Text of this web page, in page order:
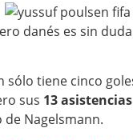
danés es sin
sólo tiene cinco
sus 13 asistencias
Nagelsmann.